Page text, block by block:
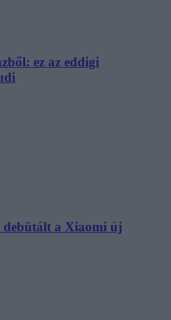
ez az eddigi
a Xiaomi új